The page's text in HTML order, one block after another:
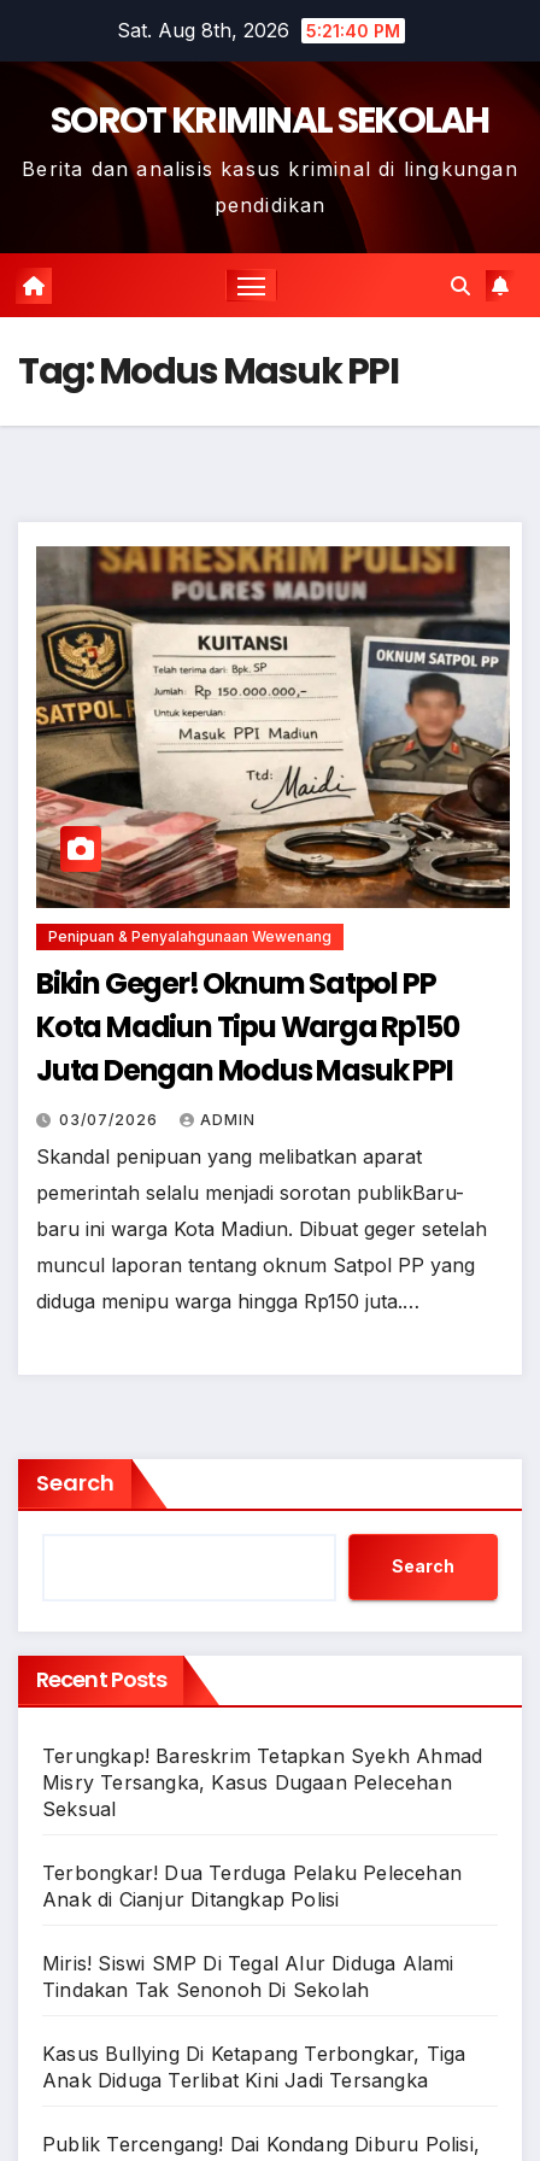
content
Sat. Aug 8th, 2026 5:21:41 PM
SOROT KRIMINAL SEKOLAH
Berita dan analisis kasus kriminal di lingkungan
pendidikan
Tag:Modus Masuk PPI
Penipuan & Penyalahgunaan Wewenang
Bikin Geger! Oknum Satpol PP
Kota Madiun Tipu Warga Rp150
Juta Dengan Modus Masuk PPI
03/07/2026 ADMIN
Skandal penipuan yang melibatkan aparat
pemerintah selalu menjadi sorotan publikBaru-
baru ini warga Kota Madiun. Dibuat geger setelah
muncul laporan tentang oknum Satpol PP yang
diduga menipu warga hingga Rp150 juta.…
Search
Search
Recent Posts
Terungkap! Bareskrim Tetapkan Syekh Ahmad
Misry Tersangka, Kasus Dugaan Pelecehan
Seksual
Terbongkar! Dua Terduga Pelaku Pelecehan
Anak di Cianjur Ditangkap Polisi
Miris! Siswi SMP Di Tegal Alur Diduga Alami
Tindakan Tak Senonoh Di Sekolah
Kasus Bullying Di Ketapang Terbongkar, Tiga
Anak Diduga Terlibat Kini Jadi Tersangka
Publik Tercengang! Dai Kondang Diburu Polisi,